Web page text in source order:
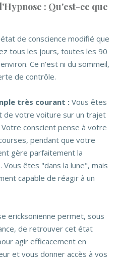
: Qu'est-ce que
de conscience modifié que
tous les jours, toutes les 90
Ce n'est ni du sommeil,
de contrôle.
très courant :Vous êtes
de votre voiture sur un trajet
Votre conscient pense à votre
pendant que votre
gère parfaitement la
Vous êtes "dans la lune", mais
capable de réagir à un
ericksonienne permet, sous
de retrouver cet état
agir efficacement en
et vous donner accès à vos